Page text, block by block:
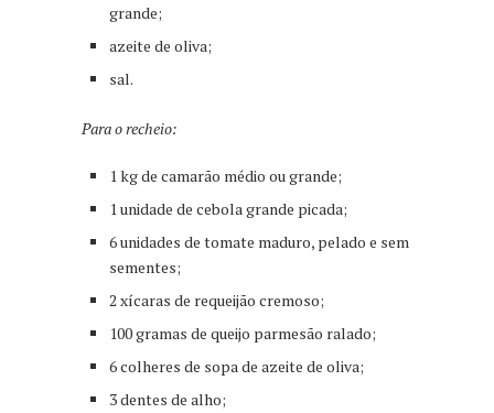
grande;
azeite de oliva;
sal.
Para o recheio:
1 kg de camarão médio ou grande;
1 unidade de cebola grande picada;
6 unidades de tomate maduro, pelado e sem
sementes;
2 xícaras de requeijão cremoso;
100 gramas de queijo parmesão ralado;
6 colheres de sopa de azeite de oliva;
3 dentes de alho;